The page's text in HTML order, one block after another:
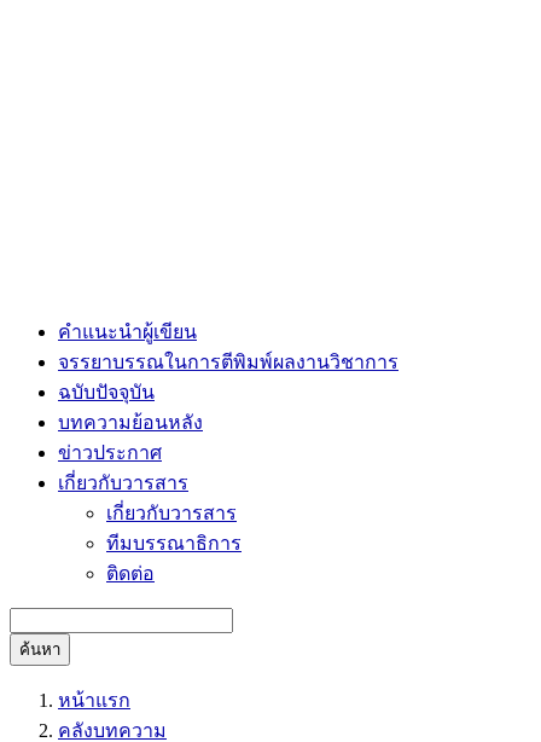
คำแนะนำผู้เขียน
จรรยาบรรณในการตีพิมพ์ผลงานวิชาการ
ฉบับปัจจุบัน
บทความย้อนหลัง
ข่าวประกาศ
เกี่ยวกับวารสาร
เกี่ยวกับวารสาร
ทีมบรรณาธิการ
ติดต่อ
ค้นหา
หน้าแรก
คลังบทความ